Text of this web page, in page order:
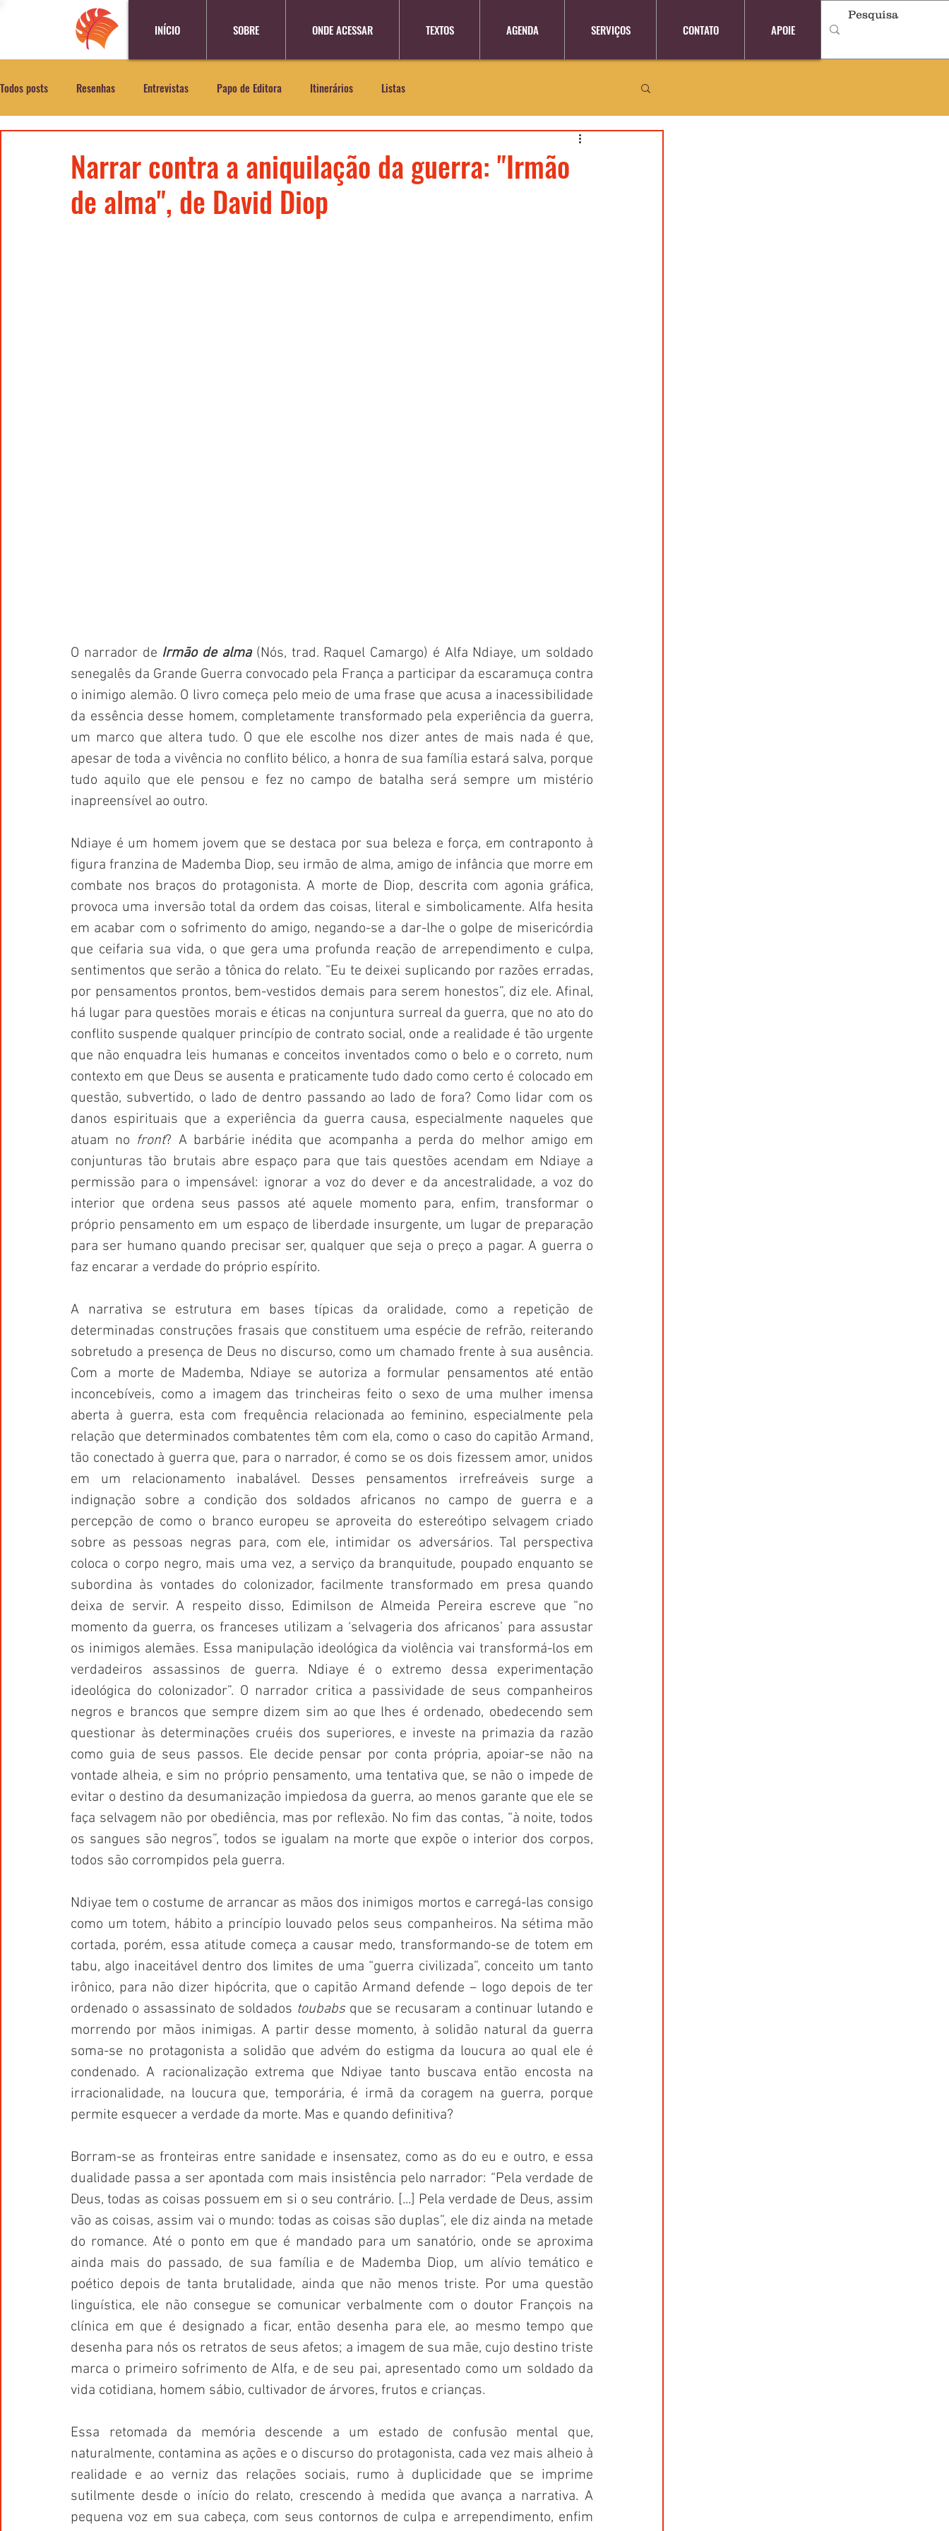
INÍCIO SOBRE ONDE ACESSAR TEXTOS AGENDA SERVIÇOS CONTATO APOIE
Todos posts Resenhas Entrevistas Papo de Editora Itinerários Listas
Narrar contra a aniquilação da guerra: "Irmão
de alma", de David Diop
O narrador de Irmão de alma (Nós, trad. Raquel Camargo) é Alfa Ndiaye, um soldado
senegalês da Grande Guerra convocado pela França a participar da escaramuça contra
o inimigo alemão. O livro começa pelo meio de uma frase que acusa a inacessibilidade
da essência desse homem, completamente transformado pela experiência da guerra,
um marco que altera tudo. O que ele escolhe nos dizer antes de mais nada é que,
apesar de toda a vivência no conflito bélico, a honra de sua família estará salva, porque
tudo aquilo que ele pensou e fez no campo de batalha será sempre um mistério
inapreensível ao outro.
Ndiaye é um homem jovem que se destaca por sua beleza e força, em contraponto à
figura franzina de Mademba Diop, seu irmão de alma, amigo de infância que morre em
combate nos braços do protagonista. A morte de Diop, descrita com agonia gráfica,
provoca uma inversão total da ordem das coisas, literal e simbolicamente. Alfa hesita
em acabar com o sofrimento do amigo, negando-se a dar-lhe o golpe de misericórdia
que ceifaria sua vida, o que gera uma profunda reação de arrependimento e culpa,
sentimentos que serão a tônica do relato. “Eu te deixei suplicando por razões erradas,
por pensamentos prontos, bem-vestidos demais para serem honestos”, diz ele. Afinal,
há lugar para questões morais e éticas na conjuntura surreal da guerra, que no ato do
conflito suspende qualquer princípio de contrato social, onde a realidade é tão urgente
que não enquadra leis humanas e conceitos inventados como o belo e o correto, num
contexto em que Deus se ausenta e praticamente tudo dado como certo é colocado em
questão, subvertido, o lado de dentro passando ao lado de fora? Como lidar com os
danos espirituais que a experiência da guerra causa, especialmente naqueles que
atuam no front? A barbárie inédita que acompanha a perda do melhor amigo em
conjunturas tão brutais abre espaço para que tais questões acendam em Ndiaye a
permissão para o impensável: ignorar a voz do dever e da ancestralidade, a voz do
interior que ordena seus passos até aquele momento para, enfim, transformar o
próprio pensamento em um espaço de liberdade insurgente, um lugar de preparação
para ser humano quando precisar ser, qualquer que seja o preço a pagar. A guerra o
faz encarar a verdade do próprio espírito.
A narrativa se estrutura em bases típicas da oralidade, como a repetição de
determinadas construções frasais que constituem uma espécie de refrão, reiterando
sobretudo a presença de Deus no discurso, como um chamado frente à sua ausência.
Com a morte de Mademba, Ndiaye se autoriza a formular pensamentos até então
inconcebíveis, como a imagem das trincheiras feito o sexo de uma mulher imensa
aberta à guerra, esta com frequência relacionada ao feminino, especialmente pela
relação que determinados combatentes têm com ela, como o caso do capitão Armand,
tão conectado à guerra que, para o narrador, é como se os dois fizessem amor, unidos
em um relacionamento inabalável. Desses pensamentos irrefreáveis surge a
indignação sobre a condição dos soldados africanos no campo de guerra e a
percepção de como o branco europeu se aproveita do estereótipo selvagem criado
sobre as pessoas negras para, com ele, intimidar os adversários. Tal perspectiva
coloca o corpo negro, mais uma vez, a serviço da branquitude, poupado enquanto se
subordina às vontades do colonizador, facilmente transformado em presa quando
deixa de servir. A respeito disso, Edimilson de Almeida Pereira escreve que “no
momento da guerra, os franceses utilizam a ‘selvageria dos africanos’ para assustar
os inimigos alemães. Essa manipulação ideológica da violência vai transformá-los em
verdadeiros assassinos de guerra. Ndiaye é o extremo dessa experimentação
ideológica do colonizador”. O narrador critica a passividade de seus companheiros
negros e brancos que sempre dizem sim ao que lhes é ordenado, obedecendo sem
questionar às determinações cruéis dos superiores, e investe na primazia da razão
como guia de seus passos. Ele decide pensar por conta própria, apoiar-se não na
vontade alheia, e sim no próprio pensamento, uma tentativa que, se não o impede de
evitar o destino da desumanização impiedosa da guerra, ao menos garante que ele se
faça selvagem não por obediência, mas por reflexão. No fim das contas, “à noite, todos
os sangues são negros”, todos se igualam na morte que expõe o interior dos corpos,
todos são corrompidos pela guerra.
Ndiyae tem o costume de arrancar as mãos dos inimigos mortos e carregá-las consigo
como um totem, hábito a princípio louvado pelos seus companheiros. Na sétima mão
cortada, porém, essa atitude começa a causar medo, transformando-se de totem em
tabu, algo inaceitável dentro dos limites de uma “guerra civilizada”, conceito um tanto
irônico, para não dizer hipócrita, que o capitão Armand defende – logo depois de ter
ordenado o assassinato de soldados toubabs que se recusaram a continuar lutando e
morrendo por mãos inimigas. A partir desse momento, à solidão natural da guerra
soma-se no protagonista a solidão que advém do estigma da loucura ao qual ele é
condenado. A racionalização extrema que Ndiyae tanto buscava então encosta na
irracionalidade, na loucura que, temporária, é irmã da coragem na guerra, porque
permite esquecer a verdade da morte. Mas e quando definitiva?
Borram-se as fronteiras entre sanidade e insensatez, como as do eu e outro, e essa
dualidade passa a ser apontada com mais insistência pelo narrador: “Pela verdade de
Deus, todas as coisas possuem em si o seu contrário. [...] Pela verdade de Deus, assim
vão as coisas, assim vai o mundo: todas as coisas são duplas”, ele diz ainda na metade
do romance. Até o ponto em que é mandado para um sanatório, onde se aproxima
ainda mais do passado, de sua família e de Mademba Diop, um alívio temático e
poético depois de tanta brutalidade, ainda que não menos triste. Por uma questão
linguística, ele não consegue se comunicar verbalmente com o doutor François na
clínica em que é designado a ficar, então desenha para ele, ao mesmo tempo que
desenha para nós os retratos de seus afetos; a imagem de sua mãe, cujo destino triste
marca o primeiro sofrimento de Alfa, e de seu pai, apresentado como um soldado da
vida cotidiana, homem sábio, cultivador de árvores, frutos e crianças.
Essa retomada da memória descende a um estado de confusão mental que,
naturalmente, contamina as ações e o discurso do protagonista, cada vez mais alheio à
realidade e ao verniz das relações sociais, rumo à duplicidade que se imprime
sutilmente desde o início do relato, crescendo à medida que avança a narrativa. A
pequena voz em sua cabeça, com seus contornos de culpa e arrependimento, enfim